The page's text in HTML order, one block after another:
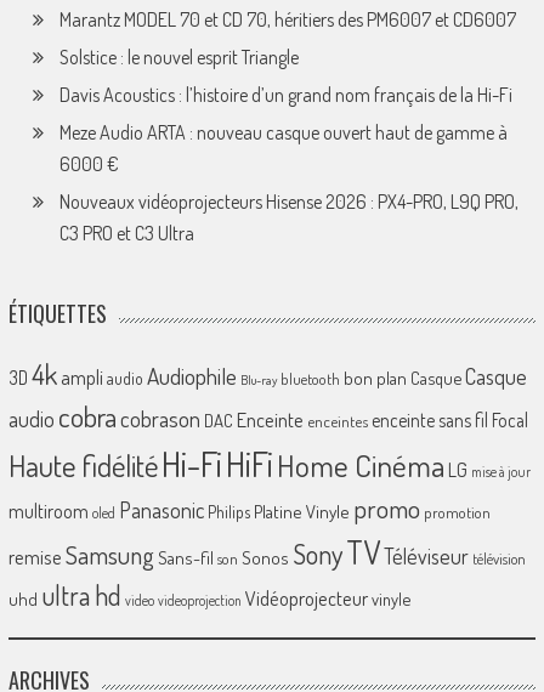
Marantz MODEL 70 et CD 70, héritiers des PM6007 et CD6007
Solstice : le nouvel esprit Triangle
Davis Acoustics : l’histoire d’un grand nom français de la Hi-Fi
Meze Audio ARTA : nouveau casque ouvert haut de gamme à
6000 €
Nouveaux vidéoprojecteurs Hisense 2026 : PX4-PRO, L9Q PRO,
C3 PRO et C3 Ultra
ÉTIQUETTES
3D 4k ampliaudio Audiophile Blu-ray bluetooth bon plan CasqueCasque
audio cobracobrason DAC Enceinte enceintes enceinte sans fil Focal
Haute fidélitéHi-FiHiFiHome Cinéma LG mise à jour
multiroom oled Panasonic Philips Platine Vinyle promo promotion
remiseSamsungSans-fil son Sonos SonyTVTéléviseur télévision
uhd ultra hd video videoprojection Vidéoprojecteurvinyle
ARCHIVES